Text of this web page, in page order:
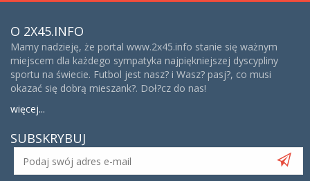
O 2X45.INFO
Mamy nadzieję, że portal www.2x45.info stanie się ważnym
miejscem dla każdego sympatyka najpiękniejszej dyscypliny
sportu na świecie. Futbol jest nasz? i Wasz? pasj?, co musi
okazać się dobrą mieszank?. Doł?cz do nas!
więcej...
SUBSKRYBUJ